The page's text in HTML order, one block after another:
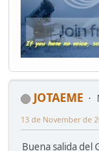
JOTAEME
13 de November de
Buena salida del